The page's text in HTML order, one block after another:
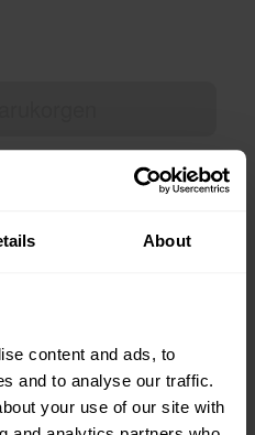
About
content and ads, to
and to analyse our traffic.
your use of our site with
faktureras per månad
du vill, med enbart en
returnerar
1 månads
uppsägningstid